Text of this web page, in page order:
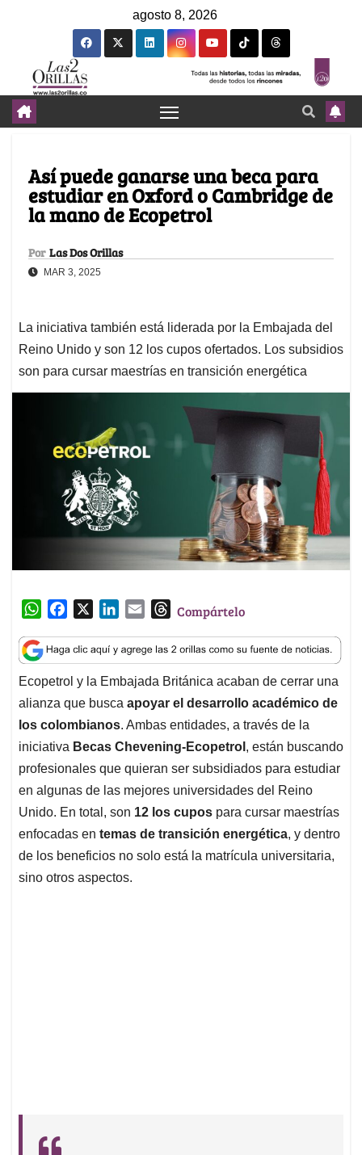
agosto 8, 2026
Así puede ganarse una beca para
estudiar en Oxford o Cambridge de
la mano de Ecopetrol
Por Las Dos Orillas
MAR 3, 2025
La iniciativa también está liderada por la Embajada del
Reino Unido y son 12 los cupos ofertados. Los subsidios
son para cursar maestrías en transición energética
W
a
t
s
A
p
p
c
e
b
o
o
k
n
k
e
d
I
n
a
i
l
T
r
e
a
d
s
Compártelo
Ecopetrol y la Embajada Británica acaban de cerrar una
alianza que busca apoyar el desarrollo académico de
los colombianos. Ambas entidades, a través de la
iniciativa Becas Chevening-Ecopetrol , están buscando
profesionales que quieran ser subsidiados para estudiar
en algunas de las mejores universidades del Reino
Unido. En total, son 12 los cupos para cursar maestrías
enfocadas en temas de transición energética, y dentro
de los beneficios no solo está la matrícula universitaria,
sino otros aspectos.